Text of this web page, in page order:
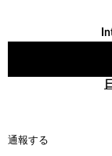
通報する